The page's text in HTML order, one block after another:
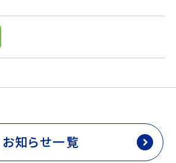
M
s
s
e
お知らせ一覧